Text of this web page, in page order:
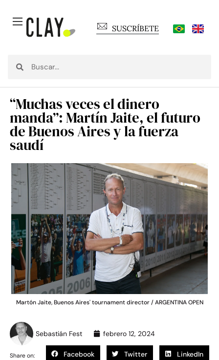
SUSCRÍBETE
“Muchas veces el dinero
manda”: Martín Jaite, el futuro
de Buenos Aires y la fuerza
saudí
Martón Jaite, Buenos Aires' tournament director / ARGENTINA OPEN
Sebastián Fest febrero 12, 2024
Share on: Facebook Twitter LinkedIn